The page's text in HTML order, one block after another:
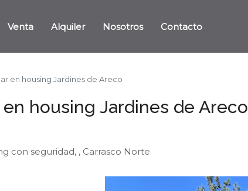
Venta Alquiler Nosotros Contacto
en housing Jardines de Areco
en housing Jardines de Areco
con seguridad, , Carrasco Norte